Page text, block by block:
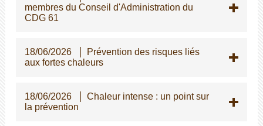
membres du Conseil d'Administration du
CDG 61
18/06/2026
Prévention des risques liés
aux fortes chaleurs
18/06/2026
Chaleur intense : un point sur
la prévention